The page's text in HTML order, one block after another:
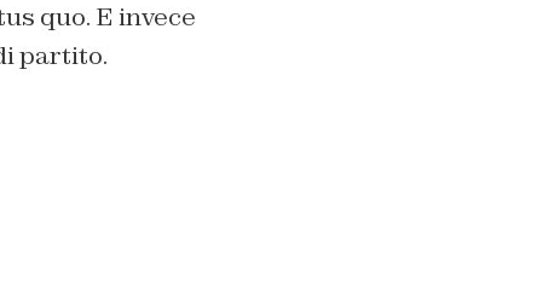
quo. E invece
partito.